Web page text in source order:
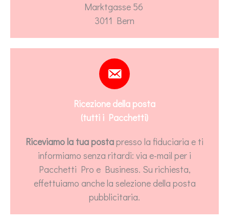
Marktgasse 56
3011 Bern
Ricezione della posta
(tutti i Pacchetti)
Riceviamo la tua postapresso la fiduciaria e ti
informiamo senza ritardi: via e-mail per i
Pacchetti Pro e Business. Su richiesta,
effettuiamo anche la selezione della posta
pubblicitaria.